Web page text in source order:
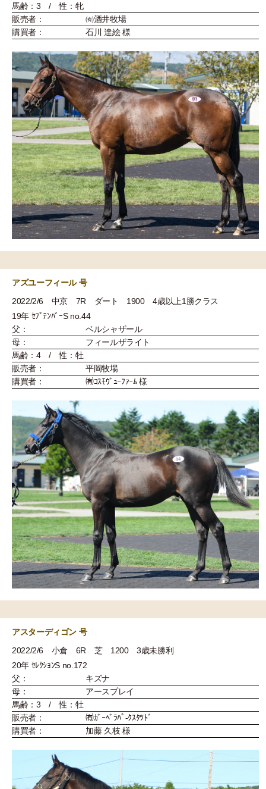
馬齢：3 / 性：牝
販売者：
㈲酒井牧場
購買者：
石川 達絵 様
アズユーフィール 号
2022/2/6 中京 7R ダート 1900 4歳以上1勝クラス
19年 ｾﾌﾟﾃﾝﾊﾞｰS no.44
父：
ベルシャザール
母：
フィールザライト
馬齢：4 / 性：牡
販売者：
平岡牧場
購買者：
㈲ｺｽﾓｳﾞｭｰﾌｧｰﾑ 様
アスターディゴン 号
2022/2/6 小倉 6R 芝 1200 3歳未勝利
20年 ｾﾚｸｼｮﾝS no.172
父：
キズナ
母：
アースプレイ
馬齢：3 / 性：牡
販売者：
㈲ｶﾞｰﾍﾞﾗﾊﾟ-ｸｽﾀﾂﾄﾞ
購買者：
加藤 久枝 様